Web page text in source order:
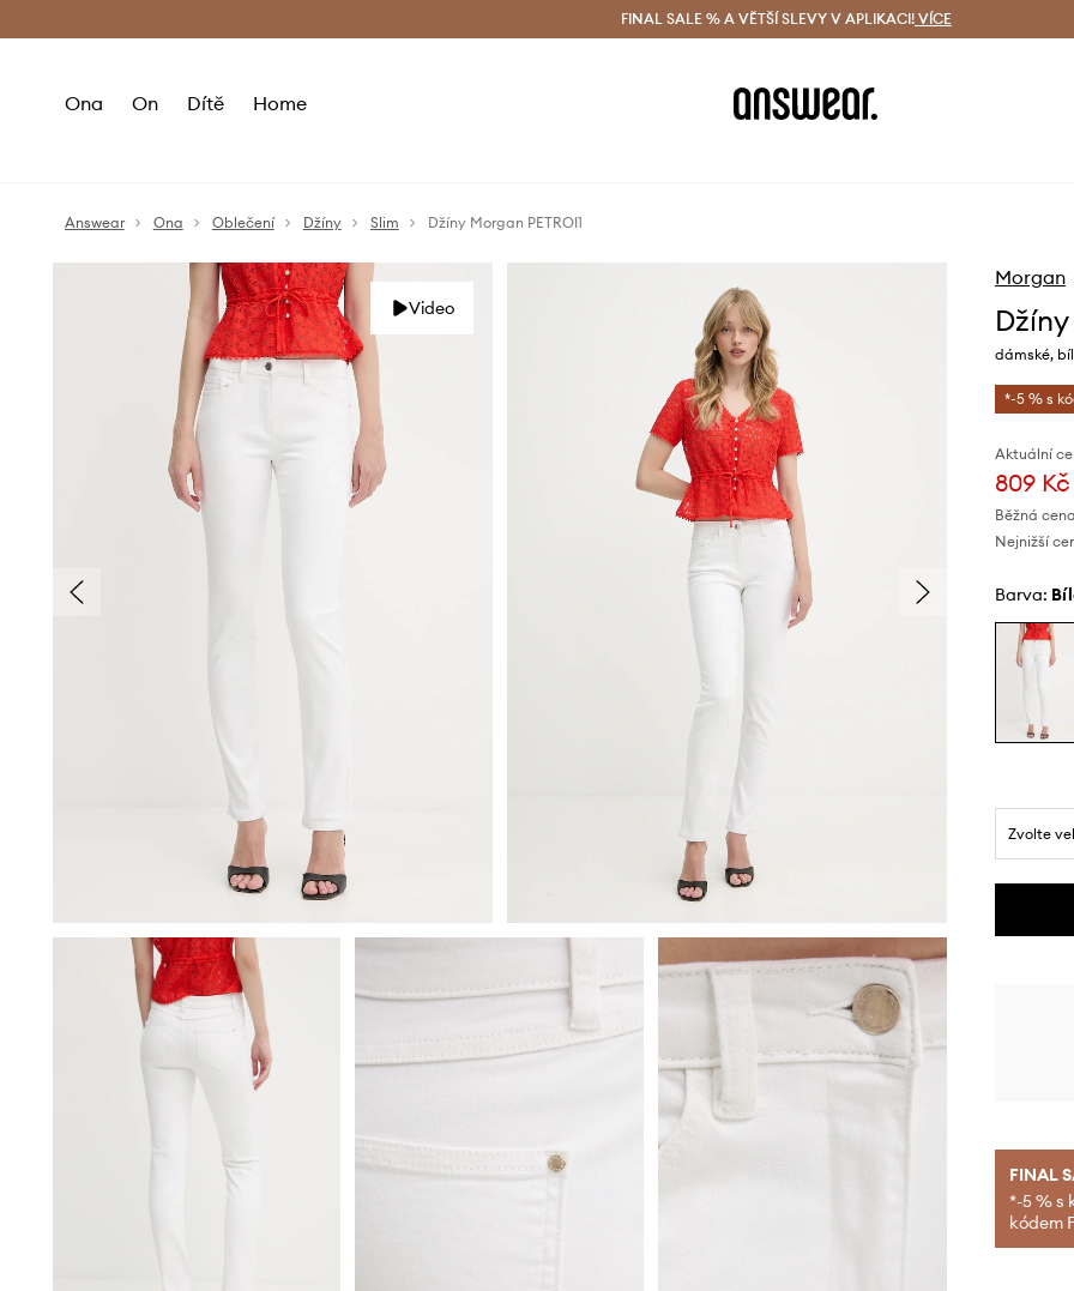
Doručení a vrácení zdarma (od 1800 Kč) Doručení i do 24 h
FINAL SALE % A VĚTŠÍ SLEVY V APLIKACI! VÍCE
Ona On Dítě Home
Answear Ona Oblečení Džíny Slim Džíny Morgan PETROI1
Video
Morgan
dámské,
*-5 % s
Aktuální
809 Kč
Běžná
Nejnižší
Barva:
Zvolte
FINAL
*-5 % s
kódem